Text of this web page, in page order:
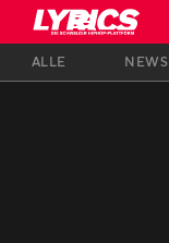
ALLE NEWS